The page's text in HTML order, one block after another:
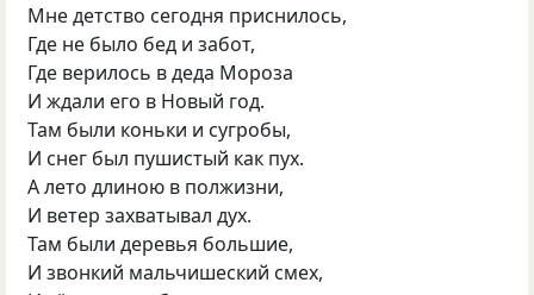
Мне детство сегодня приснилось,
Где не было бед и забот,
Где верилось в деда Мороза
И ждали его в Новый год.
Там были коньки и сугробы,
И снег был пушистый как пух.
А лето длиною в полжизни,
И ветер захватывал дух.
Там были деревья большие,
И звонкий мальчишеский смех,